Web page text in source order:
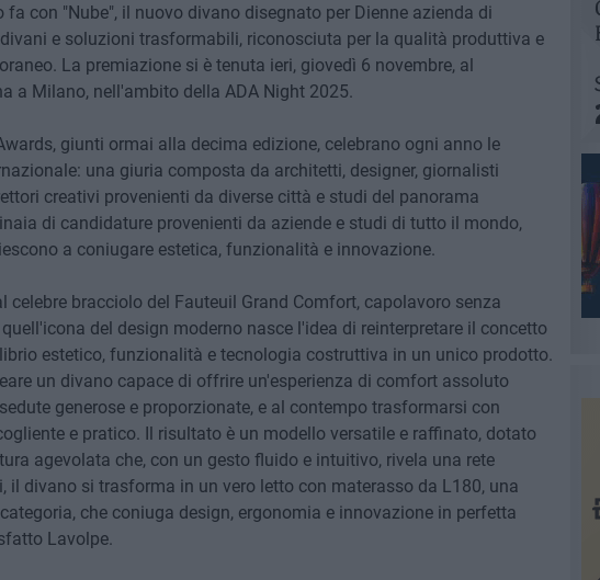
fa con "Nube", il nuovo divano disegnato per Dienne azienda di
e soluzioni trasformabili, riconosciuta per la qualità produttiva e
La premiazione si è tenuta ieri, giovedì 6 novembre, al
a Milano, nell'ambito della ADA Night 2025.
giunti ormai alla decima edizione, celebrano ogni anno le
una giuria composta da architetti, designer, giornalisti
creativi provenienti da diverse città e studi del panorama
di candidature provenienti da aziende e studi di tutto il mondo,
a coniugare estetica, funzionalità e innovazione.
celebre bracciolo del Fauteuil Grand Comfort, capolavoro senza
del design moderno nasce l'idea di reinterpretare il concetto
estetico, funzionalità e tecnologia costruttiva in un unico prodotto.
un divano capace di offrire un'esperienza di comfort assoluto
generose e proporzionate, e al contempo trasformarsi con
e pratico. Il risultato è un modello versatile e raffinato, dotato
agevolata che, con un gesto fluido e intuitivo, rivela una rete
il divano si trasforma in un vero letto con materasso da L180, una
che coniuga design, ergonomia e innovazione in perfetta
Lavolpe.